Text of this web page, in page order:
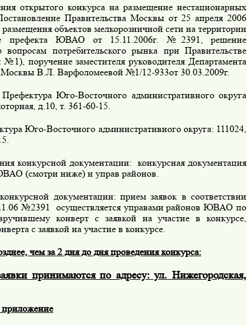
конкурса на размещение нестационарных
Правительства Москвы от 25 апреля 2006
объектов мелкорозничной сети на территории
префекта ЮВАО от 15.11.2006г. №2391, решение
потребительского рынка при Правительстве
поручение заместителя руководителя Департамента
В.Л. Варфоломеевой №1/12-933от 30.03.2009г.
Юго-Восточного административного округа
д.10, т. 361-60-15.
Юго-Восточного административного округа: 111024,
конкурсной документации: конкурсная документация
(смотри ниже) и управ районов.
документации: прием заявок в соответствии
№2391 осуществляется управами районов ЮВАО по
конверт с заявкой на участие в конкурсе,
с заявкой на участие в конкурсе.
чем за 2 дня до дня проведения конкурса:
принимаются по адресу: ул. Нижегородская,